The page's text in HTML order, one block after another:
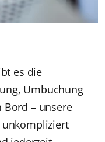
es die
Umbuchung
Bord – unsere
unkompliziert